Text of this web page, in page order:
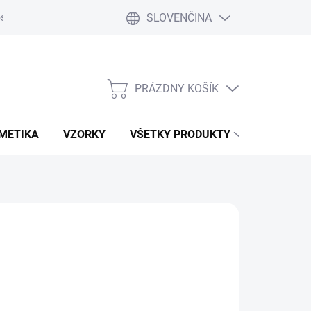
údajov Používanie cookies Vyhlásenie o
SLOVENČINA
NÁKUPNÝ
PRÁZDNY KOŠÍK
VZORKY VŠETKY PRODUKTY